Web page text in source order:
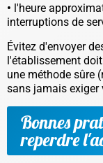
• l'heure
interruptions de
Évitez d'envoyer
l'établissement
une méthode sûre
sans jamais exiger
Bonnes
reperdre